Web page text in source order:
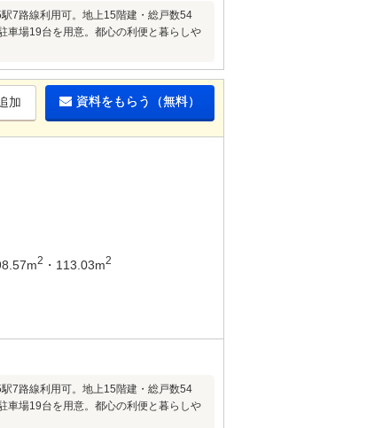
7路線利用可。地上15階建・総戸数54
車場19台を用意。都心の利便と暮らしや
加 資料をもらう（無料）
2 ・113.03m2
7路線利用可。地上15階建・総戸数54
車場19台を用意。都心の利便と暮らしや